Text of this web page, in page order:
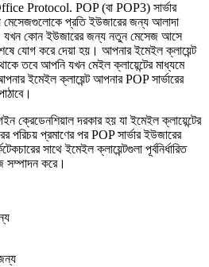
Protocol. POP (বা POP3) সার্ভার
মেসেজগুলোকে প্রতি ইউজারের জন্য আলাদা
যখন কোন ইউজারের জন্য নতুন মেসেজ আসে
যোগ করে দেয়া হয়। আপনার ইমেইল ক্লায়েন্ট
তবে আপনি যখন মেইল ক্লায়েন্টের মাধ্যমে
ইমেইল ক্লায়েন্ট আপনার POP সার্ভারের
ক্রেডেনশিয়াল দরকার হয় যা ইমেইল ক্লায়েন্টের
পরিচয় প্রমাণের পর POP সার্ভার ইউজারের
সাথে ইমেইল ক্লায়েন্টগুলা পূর্বনির্ধারিত
সম্পাদন করে।